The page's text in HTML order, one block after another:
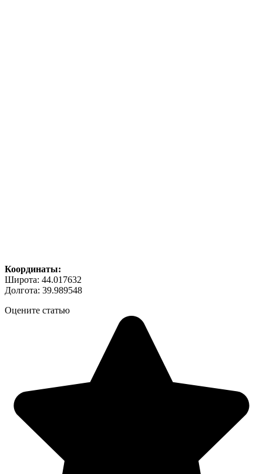
Координаты:
Широта: 44.017632
Долгота: 39.989548
Оцените статью